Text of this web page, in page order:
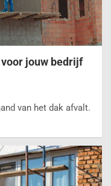
jouw bedrijf
van het dak afvalt.